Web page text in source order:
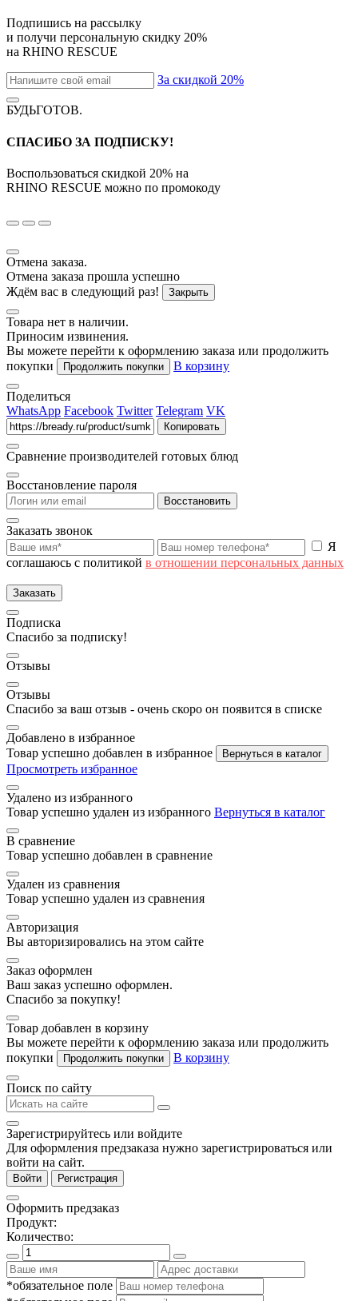
Подпишись на рассылку
и получи персональную скидку 20%
на RHINO RESCUE
За скидкой 20%
БУДЬГОТОВ.
СПАСИБО ЗА ПОДПИСКУ!
Воспользоваться скидкой 20% на
RHINO RESCUE можно по промокоду
Отмена заказа.
Отмена заказа прошла успешно
Ждём вас в следующий раз!
Закрыть
Товара нет в наличии.
Приносим извинения.
Вы можете перейти к оформлению заказа или продолжить
покупки
Продолжить покупки В корзину
Поделиться
WhatsApp Facebook Twitter Telegram VK
Копировать
Сравнение производителей готовых блюд
Восстановление пароля
Восстановить
Заказать звонок
Я
соглашаюсь с политикой в отношении персональных данных
Заказать
Подписка
Спасибо за подписку!
Отзывы
Отзывы
Спасибо за ваш отзыв - очень скоро он появится в списке
Добавлено в избранное
Товар успешно добавлен в избранное
Вернуться в каталог
Просмотреть избранное
Удалено из избранного
Товар успешно удален из избранного Вернуться в каталог
В сравнение
Товар успешно добавлен в сравнение
Удален из сравнения
Товар успешно удален из сравнения
Авторизация
Вы авторизировались на этом сайте
Заказ оформлен
Ваш заказ успешно оформлен.
Спасибо за покупку!
Товар добавлен в корзину
Вы можете перейти к оформлению заказа или продолжить
покупки
Продолжить покупки В корзину
Поиск по сайту
Зарегистрируйтесь или войдите
Для оформления предзаказа нужно зарегистрироваться или
войти на сайт.
Войти Регистрация
Оформить предзаказ
Продукт:
Количество:
*обязательное поле